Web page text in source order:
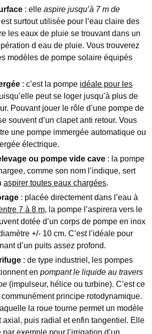
: elle aspire jusqu’à 7 m de
surtout utilisée pour l’eau claire des
les eaux de pluie se trouvant dans un
d eau de pluie. Vous trouverez
modèles de pompe solaire équipés
: c’est la pompe idéale pour les
peut se loger jusqu’à plus de
Pouvant jouer le rôle d’une pompe de
souvent d’un clapet anti retour. Vous
une pompe immergée automatique ou
électrique.
ou pompe vide cave : la pompe
comme son nom l’indique, sert
aspirer toutes eaux chargées.
: placée directement dans l’eau à
7 à 8 m, la pompe l’aspirera vers le
dotée d’un corps de pompe en inox
+/- 10 cm. C’est l’idéale pour
d’un puits assez profond.
: de type industriel, les pompes
en pompant le liquide au travers
(impulseur, hélice ou turbine). C’est ce
principe rotodynamique.
la roue tourne permet un modèle
axial, puis radial et enfin tangentiel. Elle